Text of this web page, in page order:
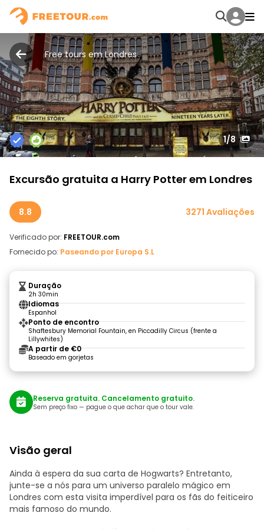
Free tours em Londres
1/8
Excursão gratuita a Harry Potter em Londres
8.8 3271 Avaliações
Verificado por: FREETOUR.com
Fornecido po: Paseando por Europa S.L
Duração
2h 30min
Idiomas
Espanhol
Ponto de encontro
Shaftesbury Memorial Fountain, en Piccadilly Circus (frente a
Lillywhites)
A partir de €0
Baseado em gorjetas
Reserva gratuita. Cancelamento gratuito.
Sem preço fixo — pague o que achar que o tour vale.
Visão geral
Ainda à espera da sua carta de Hogwarts? Entretanto,
junte-se a nós para um universo paralelo mágico em
Londres com esta visita imperdível para os fãs do feiticeiro
mais famoso do mundo.